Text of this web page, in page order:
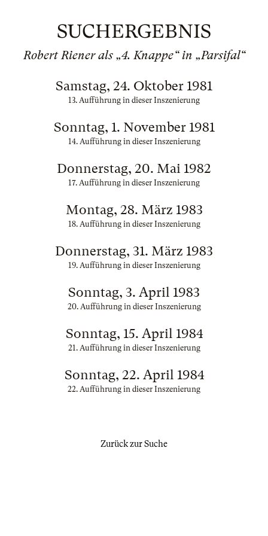
SUCHERGEBNIS
Robert Riener als „4. Knappe“ in „Parsifal“
Samstag, 24. Oktober 1981
13. Aufführung in dieser Inszenierung
Sonntag, 1. November 1981
14. Aufführung in dieser Inszenierung
Donnerstag, 20. Mai 1982
17. Aufführung in dieser Inszenierung
Montag, 28. März 1983
18. Aufführung in dieser Inszenierung
Donnerstag, 31. März 1983
19. Aufführung in dieser Inszenierung
Sonntag, 3. April 1983
20. Aufführung in dieser Inszenierung
Sonntag, 15. April 1984
21. Aufführung in dieser Inszenierung
Sonntag, 22. April 1984
22. Aufführung in dieser Inszenierung
Zurück zur Suche